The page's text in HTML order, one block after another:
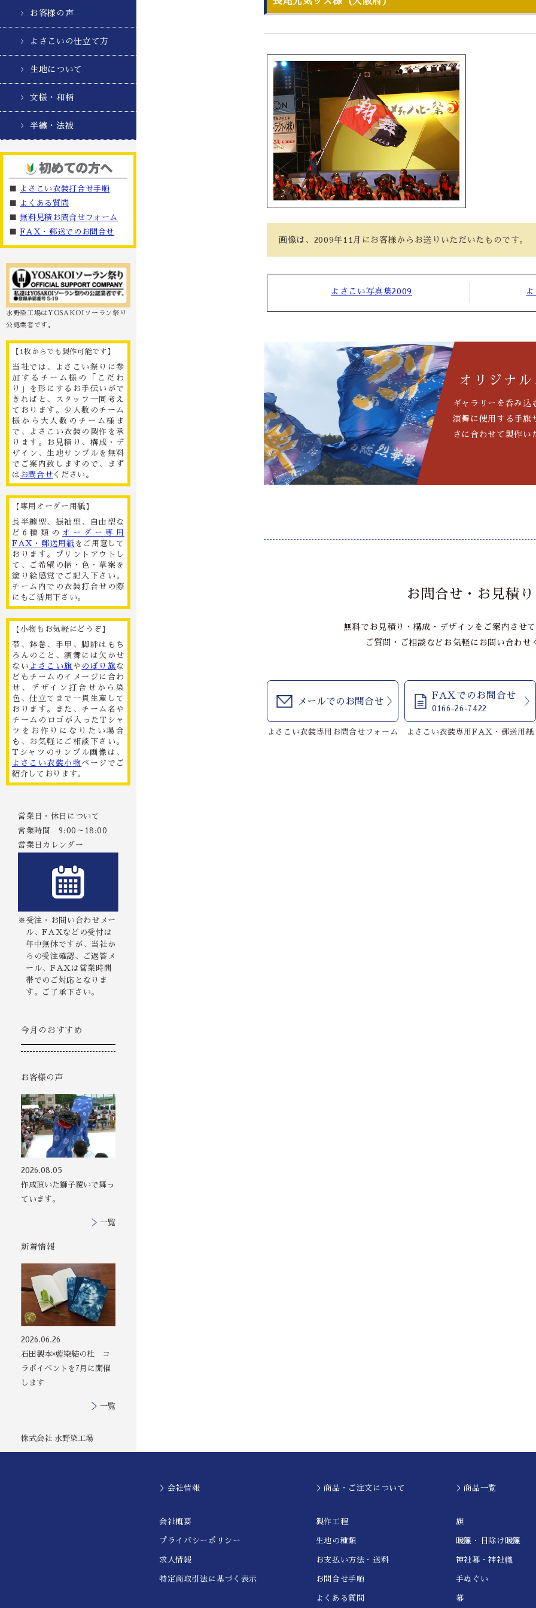
お客様の声
よさこいの仕立て方
生地について
文様・和柄
半纏・法被
■
よさこい衣装打合せ手順
■
よくある質問
■無料見積お問合せフォーム
■FAX・郵送でのお問合せ
水野染工場はYOSAKOIソーラン祭り
公認業者です。
【1枚からでも製作可能です】
当社では、よさこい祭りに参
加するチーム様の「こだわ
り」を形にするお手伝いがで
きればと、スタッフ一同考え
ております。少人数のチーム
様から大人数のチーム様ま
で、よさこい衣装の製作を承
ります。お見積り、構成・デ
ザイン、生地サンプルを無料
でご案内致しますので、まず
は お問合せ ください。
【専用オーダー用紙】
長半纏型、振袖型、自由型な
ど6種類の オーダー専用
FAX・郵送用紙 をご用意して
おります。プリントアウトし
て、ご希望の柄・色・草案を
塗り絵感覚でご記入下さい。
チーム内での衣装打合せの際
にもご活用下さい。
【小物もお気軽にどうぞ】
帯、鉢巻、手甲、脚絆はもち
ろんのこと、演舞には欠かせ
ない よさこい旗 や のぼり旗な
どもチームのイメージに合わ
せ、デザイン打合せから染
色、仕立てまで一貫生産して
おります。また、チーム名や
チームのロゴが入ったTシャ
ツをお作りになりたい場合
も、お気軽にご相談下さい。
Tシャツのサンプル画像は、
よさこい衣装小物ページでご
紹介しております。
営業日・休日について
営業時間 9:00～18:00
営業日カレンダー
※受注・お問い合わせメー
ル、FAXなどの受付は
年中無休ですが、当社か
らの受注確認、ご返答メ
ール、FAXは営業時間
帯でのご対応となりま
す。ご了承下さい。
今月のおすすめ
お客様の声
その他の印染商
品
2026.08.05
作成頂いた獅子覆いで舞っ
ています。
一覧
新着情報
2026.06.26
石田製本×藍染結の杜 コ
ラボイベントを7月に開催
します
一覧
株式会社 水野染工場
画像は、2009年11月にお客様からお送りいただいたものです。
よさこい写真集2009
オリジナ
ギャラリーを呑み込
演舞に使用する手旗
さに合わせて製作い
お問合せ・お見積り
無料でお見積り・構成・デザインをご案内させ
ご質問・ご相談などお気軽にお問い合わせ
メールでのお問合せ
よさこい衣装専用お問合せフォーム
FAXでのお問合せ
0166-26-7422
よさこい衣装専用FAX・郵送用紙
＞会社情報
会社概要
プライバシーポリシー
求人情報
特定商取引法に基づく表示
＞商品・ご注文について
製作工程
生地の種類
お支払い方法・送料
お問合せ手順
よくある質問
＞商品一覧
旗
暖簾・日除け暖簾
神社幕・神社幟
手ぬぐい
幕